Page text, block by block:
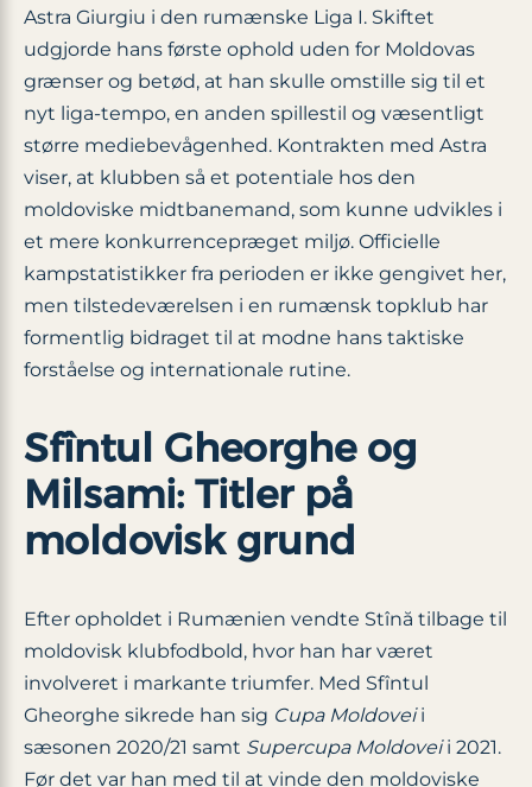
Astra Giurgiu i den rumænske Liga I. Skiftet
udgjorde hans første ophold uden for Moldovas
grænser og betød, at han skulle omstille sig til et
nyt liga-tempo, en anden spillestil og væsentligt
større mediebevågenhed. Kontrakten med Astra
viser, at klubben så et potentiale hos den
moldoviske midtbanemand, som kunne udvikles i
et mere konkurrencepræget miljø. Officielle
kampstatistikker fra perioden er ikke gengivet her,
men tilstedeværelsen i en rumænsk topklub har
formentlig bidraget til at modne hans taktiske
forståelse og internationale rutine.
Sfîntul Gheorghe og
Milsami: Titler på
moldovisk grund
Efter opholdet i Rumænien vendte Stînă tilbage til
moldovisk klubfodbold, hvor han har været
involveret i markante triumfer. Med Sfîntul
Gheorghe sikrede han sig Cupa Moldoveii
sæsonen 2020/21 samt Supercupa Moldoveii 2021.
Før det var han med til at vinde den moldoviske